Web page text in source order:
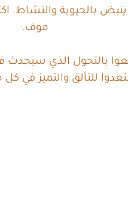
والنشاط.
موف.
بالتحول الذي
للتألق والتميز في